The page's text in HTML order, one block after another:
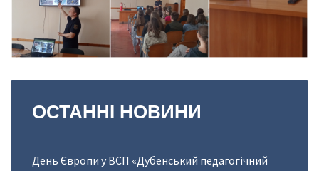
ОСТАННІ НОВИНИ
День Європи у ВСП «Дубенський педагогічний